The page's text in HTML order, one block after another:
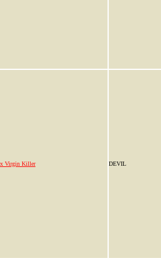
Virgin Killer DEVIL